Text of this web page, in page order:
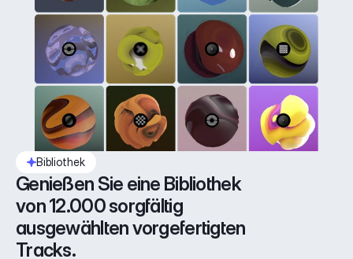
Bibliothek
Genießen Sie eine Bibliothek
von 12.000 sorgfältig
ausgewählten vorgefertigten
Tracks.